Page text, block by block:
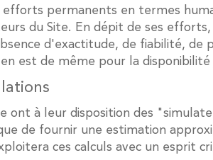
permanents en termes
du Site. En dépit de ses
d'exactitude, de fiabilité,
est de même pour la disponibilité
ont à leur disposition des
de fournir une estimation
ces calculs avec un esprit